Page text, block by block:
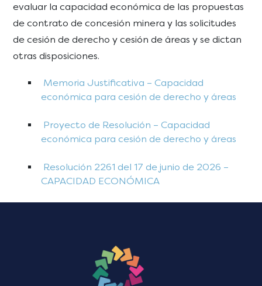
evaluar la capacidad económica de las propuestas
de contrato de concesión minera y las solicitudes
de cesión de derecho y cesión de áreas y se dictan
otras disposiciones.
Memoria Justificativa – Capacidad
económica para cesión de derecho y áreas
Proyecto de Resolución – Capacidad
económica para cesión de derecho y áreas
Resolución 2261 del 17 de junio de 2026 –
CAPACIDAD ECONÓMICA